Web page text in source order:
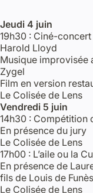
Jeudi 4 juin
19h30 : Ciné-concert
Harold Lloyd
Musique improvisée
Zygel
Film en version
Le Colisée de Lens
Vendredi 5 juin
14h30 : Compétition
En présence du jury
Le Colisée de Lens
17h00 : L’aile ou la
En présence de
fils de Louis de Funès
Le Colisée de Lens